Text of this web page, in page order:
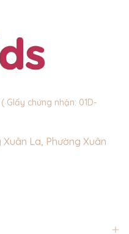
GIấy chứng nhận: 01D-
La, Phường Xuân